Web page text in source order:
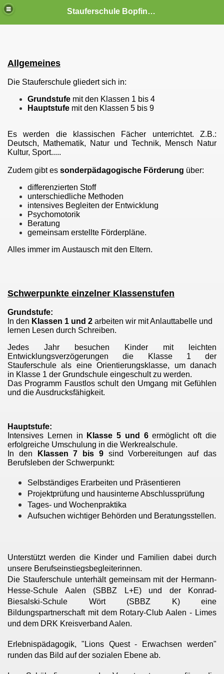
Stauferschule Bopfingen
Allgemeines
Die Stauferschule gliedert sich in:
Grundstufe mit den Klassen 1 bis 4
Hauptstufe mit den Klassen 5 bis 9
Es werden die klassischen Fächer unterrichtet. Z.B.:
Deutsch, Mathematik, Natur und Technik, Mensch Natur
Kultur, Sport.....
Zudem gibt es sonderpädagogische Förderung über:
differenzierten Stoff
unterschiedliche Methoden
intensives Begleiten der Entwicklung
Psychomotorik
Beratung
gemeinsam erstellte Förderpläne.
Alles immer im Austausch mit den Eltern.
Schwerpunkte einzelner Klassenstufen
Grundstufe:
In den Klassen 1 und 2 arbeiten wir mit Anlauttabelle und
lernen Lesen durch Schreiben.
Jedes Jahr besuchen Kinder mit leichten
Entwicklungsverzögerungen die Klasse 1 der
Stauferschule als eine Orientierungsklasse, um danach
in Klasse 1 der Grundschule eingeschult zu werden.
Das Programm Faustlos schult den Umgang mit Gefühlen
und die Ausdrucksfähigkeit.
Hauptstufe:
Intensives Lernen in
Klasse 5 und 6ermöglicht oft die
erfolgreiche Umschulung in die Werkrealschule.
In den
Klassen 7 bis 9sind Vorbereitungen auf das
Berufsleben der Schwerpunkt:
Selbständiges Erarbeiten und Präsentieren
Projektprüfung und hausinterne Abschlussprüfung
Tages- und Wochenpraktika
Aufsuchen wichtiger Behörden und Beratungsstellen.
Unterstützt werden die Kinder und Familien dabei durch
unsere Berufseinstiegsbegleiterinnen.
Die Stauferschule unterhält gemeinsam mit der Hermann-
Hesse-Schule Aalen (SBBZ L+E) und der Konrad-
Biesalski-Schule Wört (SBBZ K) eine
Bildungspartnerschaft mit dem Rotary-Club Aalen - Limes
und dem DRK Kreisverband Aalen.
Erlebnispädagogik, "Lions Quest - Erwachsen werden"
runden das Bild auf der sozialen Ebene ab.